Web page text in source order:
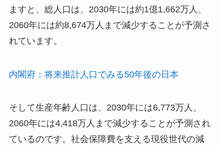
ますと、総人口は、2030年には約1億1,662万人、
2060年には約8,674万人まで減少することが予測さ
れています。
内閣府：将来推計人口でみる50年後の日本
そして生産年齢人口は、2030年には6,773万人、
2060年には4,418万人まで減少することが予測され
ているのです。社会保障費を支える現役世代の減